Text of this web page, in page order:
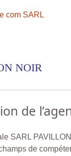
com SARL
NOIR
de
SARL
de